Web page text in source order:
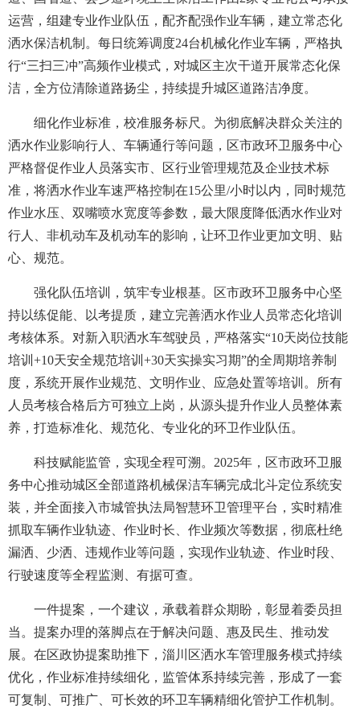
运营，组建专业作业队伍，配齐配强作业车辆，建立常态化
洒水保洁机制。每日统筹调度24台机械化作业车辆，严格执
行“三扫三冲”高频作业模式，对城区主次干道开展常态化保
洁，全方位清除道路扬尘，持续提升城区道路洁净度。
细化作业标准，校准服务标尺。为彻底解决群众关注的
洒水作业影响行人、车辆通行等问题，区市政环卫服务中心
严格督促作业人员落实市、区行业管理规范及企业技术标
准，将洒水作业车速严格控制在15公里/小时以内，同时规范
作业水压、双嘴喷水宽度等参数，最大限度降低洒水作业对
行人、非机动车及机动车的影响，让环卫作业更加文明、贴
心、规范。
强化队伍培训，筑牢专业根基。区市政环卫服务中心坚
持以练促能、以考提质，建立完善洒水作业人员常态化培训
考核体系。对新入职洒水车驾驶员，严格落实“10天岗位技能
培训+10天安全规范培训+30天实操实习期”的全周期培养制
度，系统开展作业规范、文明作业、应急处置等培训。所有
人员考核合格后方可独立上岗，从源头提升作业人员整体素
养，打造标准化、规范化、专业化的环卫作业队伍。
科技赋能监管，实现全程可溯。2025年，区市政环卫服
务中心推动城区全部道路机械保洁车辆完成北斗定位系统安
装，并全面接入市城管执法局智慧环卫管理平台，实时精准
抓取车辆作业轨迹、作业时长、作业频次等数据，彻底杜绝
漏洒、少洒、违规作业等问题，实现作业轨迹、作业时段、
行驶速度等全程监测、有据可查。
一件提案，一个建议，承载着群众期盼，彰显着委员担
当。提案办理的落脚点在于解决问题、惠及民生、推动发
展。在区政协提案助推下，淄川区洒水车管理服务模式持续
优化，作业标准持续细化，监管体系持续完善，形成了一套
可复制、可推广、可长效的环卫车辆精细化管护工作机制。